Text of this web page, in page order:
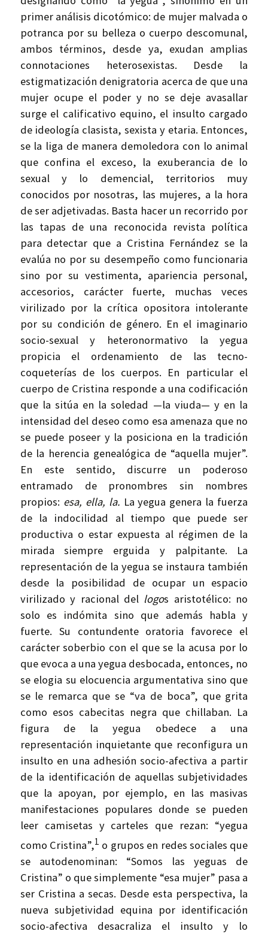
primer análisis dicotómico: de mujer malvada o
potranca por su belleza o cuerpo descomunal,
ambos términos, desde ya, exudan amplias
connotaciones heterosexistas. Desde la
estigmatización denigratoria acerca de que una
mujer ocupe el poder y no se deje avasallar
surge el calificativo equino, el insulto cargado
de ideología clasista, sexista y etaria. Entonces,
se la liga de manera demoledora con lo animal
que confina el exceso, la exuberancia de lo
sexual y lo demencial, territorios muy
conocidos por nosotras, las mujeres, a la hora
de ser adjetivadas. Basta hacer un recorrido por
las tapas de una reconocida revista política
para detectar que a Cristina Fernández se la
evalúa no por su desempeño como funcionaria
sino por su vestimenta, apariencia personal,
accesorios, carácter fuerte, muchas veces
virilizado por la crítica opositora intolerante
por su condición de género. En el imaginario
socio-sexual y heteronormativo la yegua
propicia el ordenamiento de las tecno-
coqueterías de los cuerpos. En particular el
cuerpo de Cristina responde a una codificación
que la sitúa en la soledad —la viuda— y en la
intensidad del deseo como esa amenaza que no
se puede poseer y la posiciona en la tradición
de la herencia genealógica de “aquella mujer”.
En este sentido, discurre un poderoso
entramado de pronombres sin nombres
propios: esa, ella, la. La yegua genera la fuerza
de la indocilidad al tiempo que puede ser
productiva o estar expuesta al régimen de la
mirada siempre erguida y palpitante. La
representación de la yegua se instaura también
desde la posibilidad de ocupar un espacio
virilizado y racional del logos aristotélico: no
solo es indómita sino que además habla y
fuerte. Su contundente oratoria favorece el
carácter soberbio con el que se la acusa por lo
que evoca a una yegua desbocada, entonces, no
se elogia su elocuencia argumentativa sino que
se le remarca que se “va de boca”, que grita
como esos cabecitas negra que chillaban. La
figura de la yegua obedece a una
representación inquietante que reconfigura un
insulto en una adhesión socio-afectiva a partir
de la identificación de aquellas subjetividades
que la apoyan, por ejemplo, en las masivas
manifestaciones populares donde se pueden
leer camisetas y carteles que rezan: “yegua
como Cristina”,1 o grupos en redes sociales que
se autodenominan: “Somos las yeguas de
Cristina” o que simplemente “esa mujer” pasa a
ser Cristina a secas. Desde esta perspectiva, la
nueva subjetividad equina por identificación
socio-afectiva desacraliza el insulto y lo